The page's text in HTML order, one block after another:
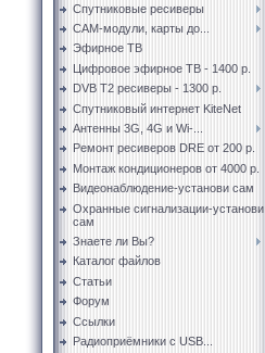
Спутниковые ресиверы
CAM-модули, карты до...
Эфирное ТВ
Цифровое эфирное ТВ - 1400 р.
DVB T2 ресиверы - 1300 р.
Спутниковый интернет KiteNet
Антенны 3G, 4G и Wi-...
Ремонт ресиверов DRE от 200 р.
Монтаж кондиционеров от 4000 р.
Видеонаблюдение-установи сам
Охранные сигнализации-установи
сам
Знаете ли Вы?
Каталог файлов
Статьи
Форум
Ссылки
Радиоприёмники с USB...